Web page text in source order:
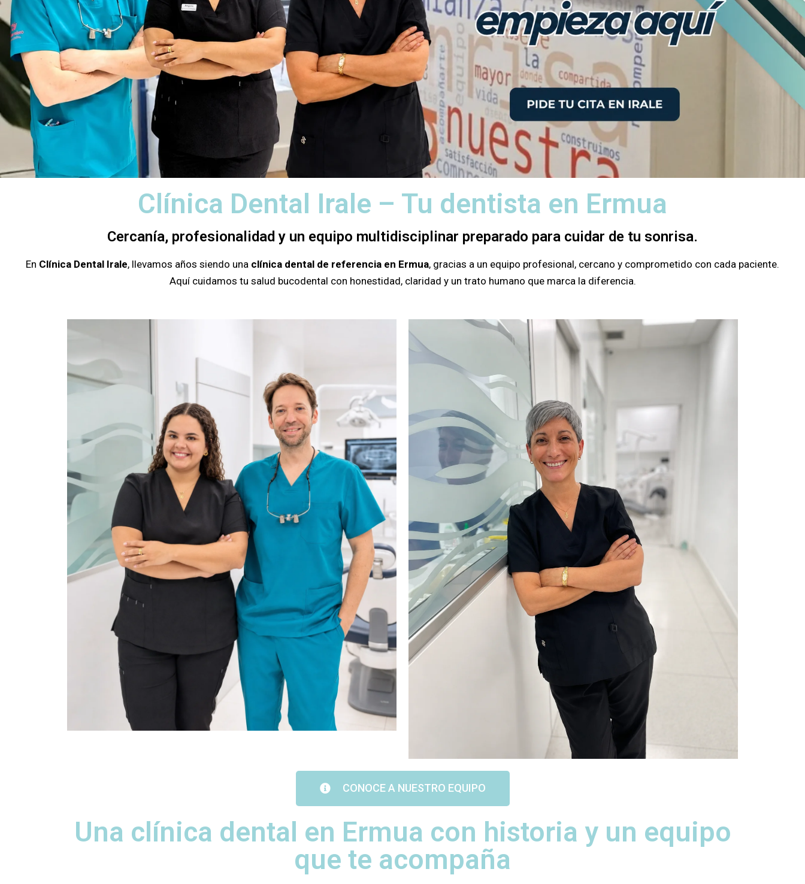
Clínica Dental Irale – Tu dentista en Ermua
Cercanía, profesionalidad y un equipo multidisciplinar preparado para cuidar de tu sonrisa.
En Clínica Dental Irale, llevamos años siendo una clínica dental de referencia en Ermua, gracias a un equipo profesional, cercano y comprometido con cada paciente.
Aquí cuidamos tu salud bucodental con honestidad, claridad y un trato humano que marca la diferencia.
CONOCE A NUESTRO EQUIPO
Una clínica dental en Ermua con historia y un equipo
que te acompaña